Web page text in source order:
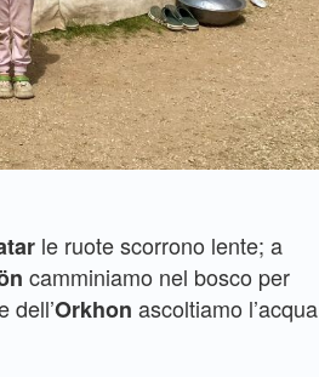
le ruote scorrono lente; a
camminiamo nel bosco per
dell’Orkhon ascoltiamo l’acqua